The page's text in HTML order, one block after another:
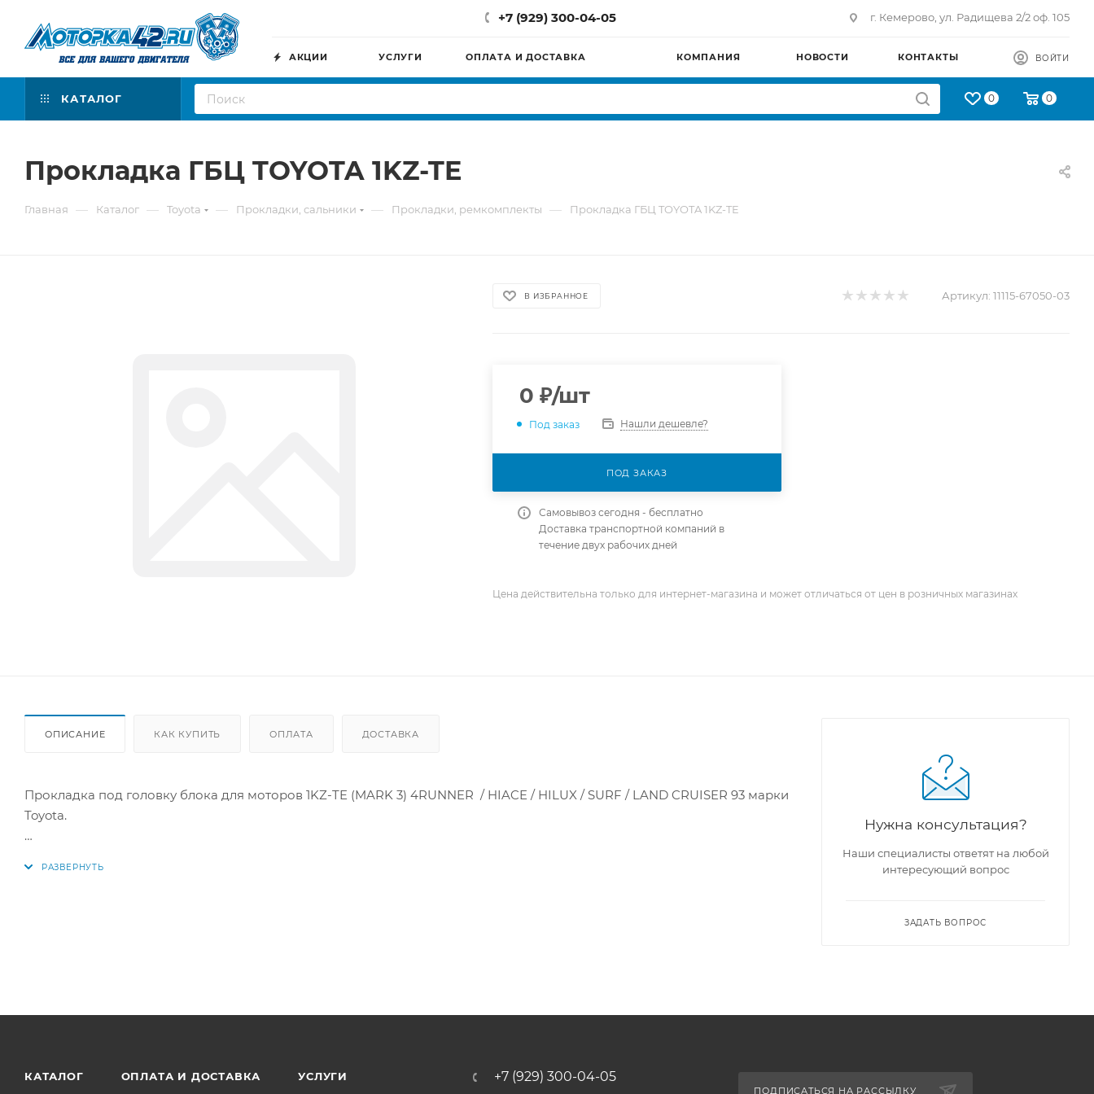
+7 (929) 300-04-05 г. Кемерово, ул. Радищева 2/2 оф. 105
АКЦИИ УСЛУГИ ОПЛАТА И ДОСТАВКА КОМПАНИЯ НОВОСТИ КОНТАКТЫ ВОЙТИ
КАТАЛОГ 0 0
Прокладка ГБЦ TOYOTA 1KZ-TE
Главная — Каталог — Toyota — Прокладки, сальники — Прокладки, ремкомплекты — Прокладка ГБЦ TOYOTA 1KZ-TE
В ИЗБРАННОЕ Артикул: 11115-67050-03
0 ₽/шт
Под заказ Нашли дешевле?
ПОД ЗАКАЗ
Самовывоз сегодня - бесплатно
Доставка транспортной компаний в
течение двух рабочих дней
Цена действительна только для интернет-магазина и может отличаться от цен в розничных магазинах
ОПИСАНИЕ КАК КУПИТЬ ОПЛАТА ДОСТАВКА
Прокладка под головку блока для моторов 1KZ-TE (MARK 3) 4RUNNER / HIACE / HILUX / SURF / LAND CRUISER 93 марки
Toyota.
Нужна консультация?
Наши специалисты ответят на любой
интересующий вопрос
ЗАДАТЬ ВОПРОС
КАТАЛОГ ОПЛАТА И ДОСТАВКА УСЛУГИ +7 (929) 300-04-05
ПОДПИСАТЬСЯ НА РАССЫЛКУ